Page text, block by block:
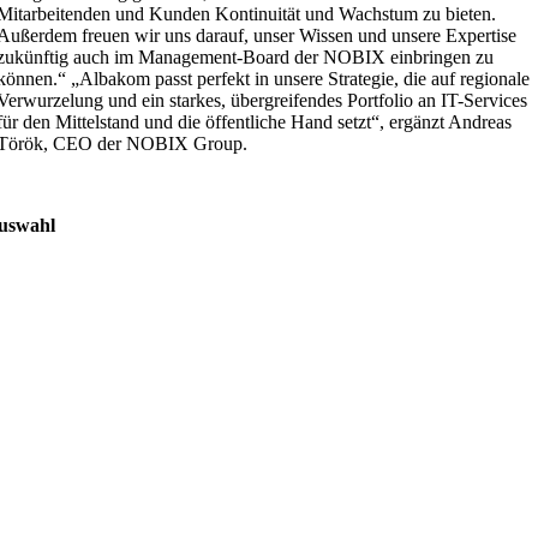
und Kunden Kontinuität und Wachstum zu bieten.
freuen wir uns darauf, unser Wissen und unsere Expertise
auch im Management-Board der NOBIX einbringen zu
„Albakom passt perfekt in unsere Strategie, die auf regionale
und ein starkes, übergreifendes Portfolio an IT-Services
den Mittelstand und die öffentliche Hand setzt“, ergänzt Andreas
CEO der NOBIX Group.